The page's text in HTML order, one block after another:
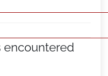
encountered